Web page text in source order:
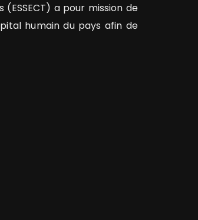
a pour mission de
humain du pays afin de